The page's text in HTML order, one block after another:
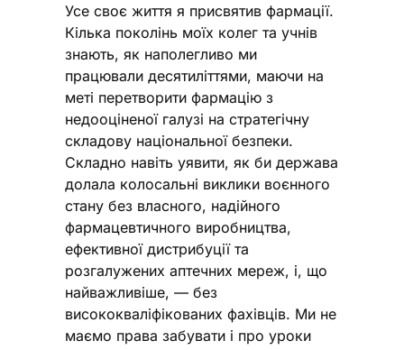
Усе своє життя я присвятив фармації.
Кілька поколінь моїх колег та учнів
знають, як наполегливо ми
працювали десятиліттями, маючи на
меті перетворити фармацію з
недооціненої галузі на стратегічну
складову національної безпеки.
Складно навіть уявити, як би держава
долала колосальні виклики воєнного
стану без власного, надійного
фармацевтичного виробництва,
ефективної дистрибуції та
розгалужених аптечних мереж, і, що
найважливіше, — без
висококваліфікованих фахівців. Ми не
маємо права забувати і про уроки